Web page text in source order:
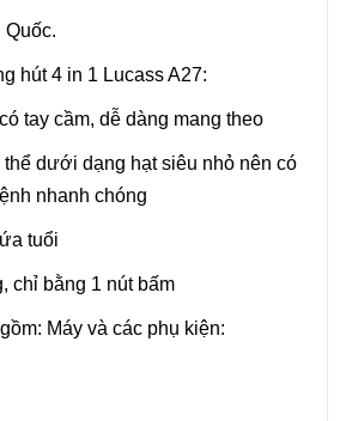
Quốc.
hút 4 in 1 Lucass A27:
tay cầm, dễ dàng mang theo
dưới dạng hạt siêu nhỏ nên có
nhanh chóng
tuổi
chỉ bằng 1 nút bấm
Máy và các phụ kiện: